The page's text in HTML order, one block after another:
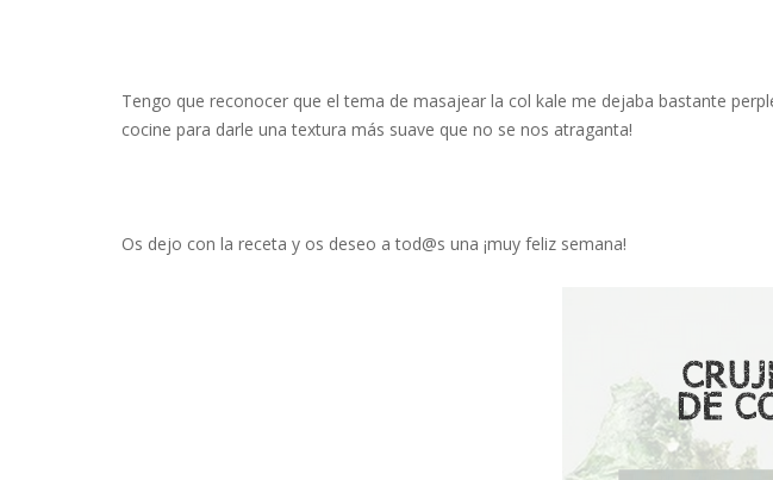
Tengo que reconocer que el tema de masajear la col kale me dejaba bastante
cocine para darle una textura más suave que no se nos atraganta!
Os dejo con la receta y os deseo a tod@s una ¡muy feliz semana!